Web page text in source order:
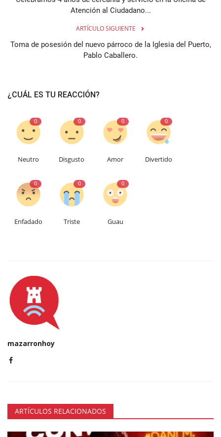
Atención al Ciudadano...
ARTÍCULO SIGUIENTE
Toma de posesión del nuevo párroco de la Iglesia del Puerto,
Pablo Caballero.
¿CUÁL ES TU REACCIÓN?
0
Neutro
0
Disgusto
0
Amor
0
Divertido
0
Enfadado
0
Triste
0
Guau
mazarronhoy
ARTÍCULOS RELACIONADOS